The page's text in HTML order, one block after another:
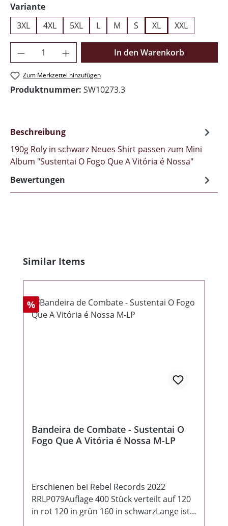
Varianteauswählen
3XL
4XL 5XL L M S XL XXL
Produkt Anzahl: Gib den gewünschten
In den Warenkorb
Zum Merkzettel hinzufügen
Produktnummer: SW10273.3
Beschreibung
190g Roly in schwarz Neues Shirt passen zum Mini
Album "Sustentai O Fogo Que A Vitória é Nossa"
Bewertungen
Produktgalerie überspringen
Similar Items
Rabatt
%
Bandeira de Combate - Sustentai O
Fogo Que A Vitória é Nossa M-LP
Erschienen bei Rebel Records 2022
RRLP079Auflage 400 Stück verteilt auf 120
in rot 120 in grün 160 in schwarzLange ist